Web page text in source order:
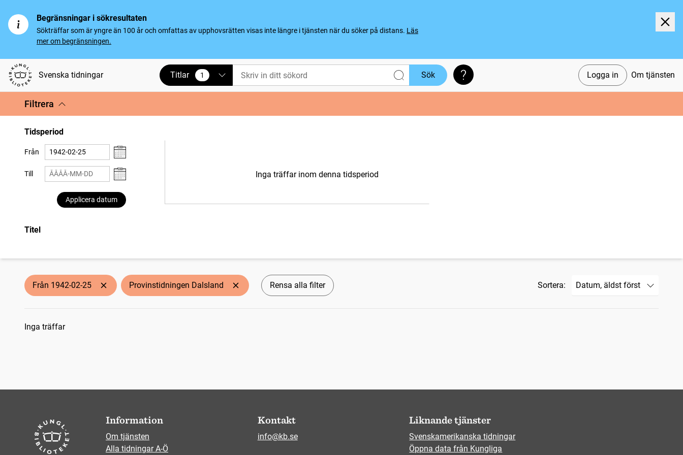
Begränsningar i sökresultaten
Sökträffar som är yngre än 100 år och omfattas av upphovsrätten visas inte längre i tjänsten när du söker på distans. Läs
mer om begränsningen.
Svenska tidningar Logga in Om tjänsten
Titlar 1
vald Sök Söktips
Filtrera
Tidsperiod
Från
Till
Applicera datum
Inga träffar inom denna tidsperiod
Titel
Från 1942-02-25 Provinstidningen Dalsland Rensa alla filter Sortera:
Sökresultat
Inga träffar
Information
Om tjänsten
Alla tidningar A-Ö
Kontakt
info@kb.se
Liknande tjänster
Svenskamerikanska tidningar
Öppna data från Kungliga